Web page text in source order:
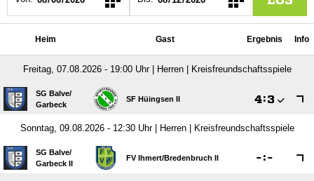
Heim Gast Ergebnis Info
Freitag, 07.08.2026 - 19:00 Uhr | Herren | Kreisfreundschaftsspiele
SG Balve/​
Garbeck
SF Hüingsen II :
Sonntag, 09.08.2026 - 12:30 Uhr | Herren | Kreisfreundschaftsspiele
SG Balve/​
Garbeck II
FV Ihmert/​Bredenbruch II :